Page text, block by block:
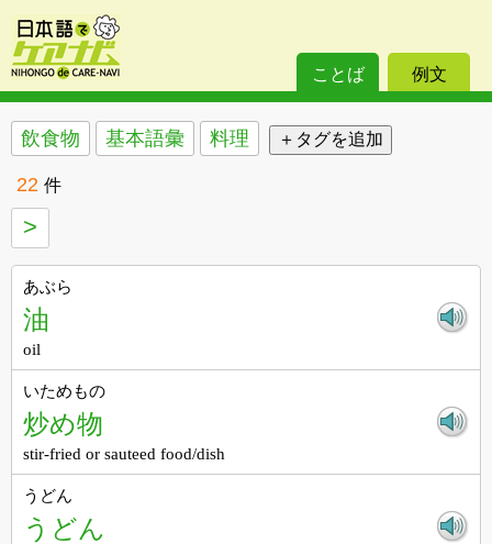
ことば 例文
飲食物 基本語彙 料理
22 件
>
あぶら
油
oil
いためもの
炒め物
stir-fried or sauteed food/dish
うどん
うどん